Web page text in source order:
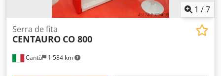
1 /7
Cantù 1 584 km
Serra de fita
CENTAURO CO 800